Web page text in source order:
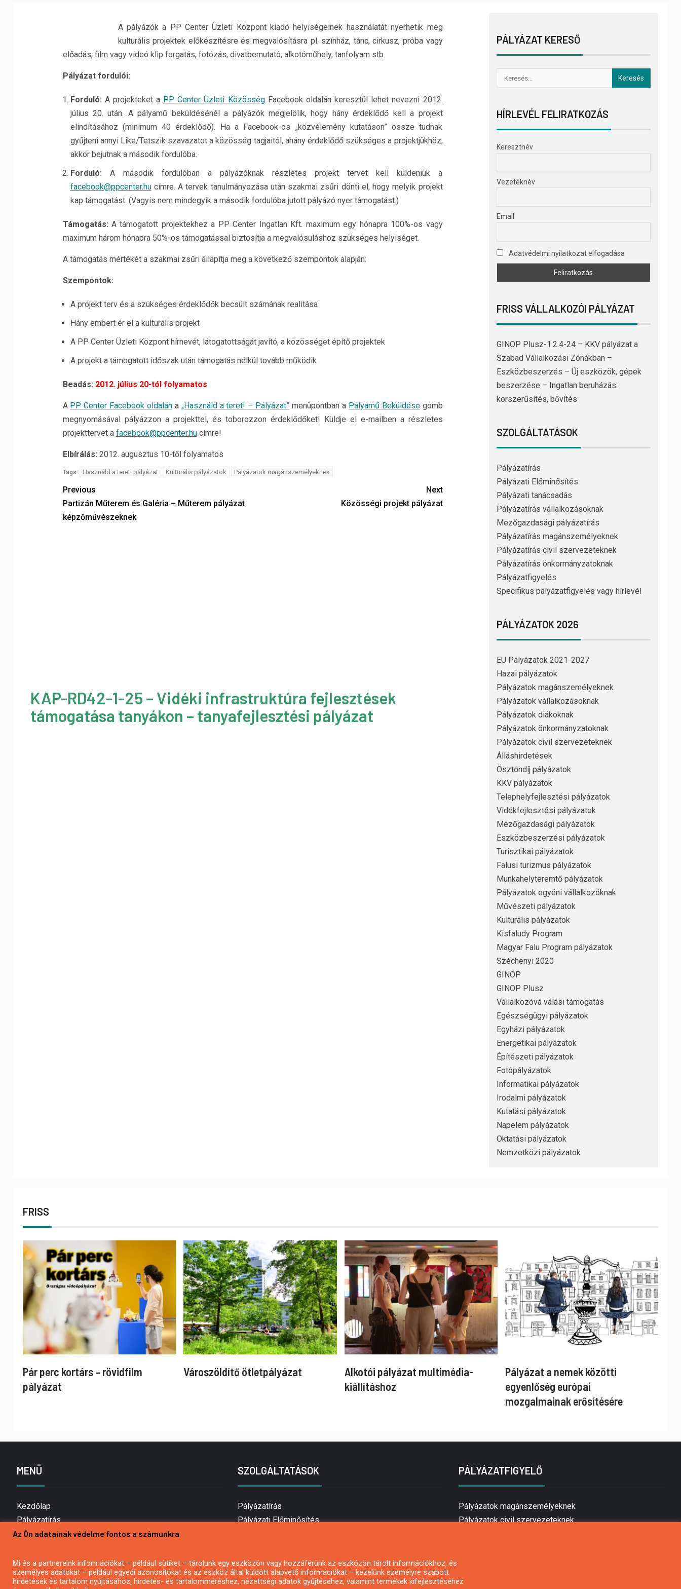
A pályázók a PP Center Üzleti Központ kiadó helyiségeinek használatát nyerhetik meg
kulturális projektek előkészítésre és megvalósításra pl. színház, tánc, cirkusz, próba vagy
előadás, film vagy videó klip forgatás, fotózás, divatbemutató, alkotóműhely, tanfolyam stb.
Pályázat fordulói:
Forduló: A projekteket a PP Center Üzleti KözösségFacebook oldalán keresztül lehet nevezni 2012.
július 20. után. A pályamű beküldésénél a pályázók megjelölik, hogy hány érdeklődő kell a projekt
elindításához (minimum 40 érdeklődő). Ha a Facebook-os „közvélemény kutatáson” össze tudnak
gyűjteni annyi Like/Tetszik szavazatot a közösség tagjaitól, ahány érdeklődő szükséges a projektjükhöz,
akkor bejutnak a második fordulóba.
Forduló: A második fordulóban a pályázóknak részletes projekt tervet kell küldeniük a
facebook@ppcenter.hucímre. A tervek tanulmányozása után szakmai zsűri dönti el, hogy melyik projekt
kap támogatást. (Vagyis nem mindegyik a második fordulóba jutott pályázó nyer támogatást.)
Támogatás: A támogatott projektekhez a PP Center Ingatlan Kft. maximum egy hónapra 100%-os vagy
maximum három hónapra 50%-os támogatással biztosítja a megvalósuláshoz szükséges helyiséget.
A támogatás mértékét a szakmai zsűri állapítja meg a következő szempontok alapján:
Szempontok:
A projekt terv és a szükséges érdeklődők becsült számának realitása
Hány embert ér el a kulturális projekt
A PP Center Üzleti Központ hírnevét, látogatottságát javító, a közösséget építő projektek
A projekt a támogatott időszak után támogatás nélkül tovább működik
Beadás: 2012. július 20-tól folyamatos
A PP Center Facebook oldalána „Használd a teret! – Pályázat” menüpontban a Pályamű Beküldésegomb
megnyomásával pályázzon a projekttel, és toborozzon érdeklődőket! Küldje el e-mailben a részletes
projekttervet a facebook@ppcenter.hucímre!
Elbírálás: 2012. augusztus 10-től folyamatos
Tags: Használd a teret! pályázat Kulturális pályázatok Pályázatok magánszemélyeknek
Previous
Partizán Műterem és Galéria – Műterem pályázat
képzőművészeknek
Next
Közösségi projekt pályázat
KAP-RD42-1-25 – Vidéki infrastruktúra fejlesztések
támogatása tanyákon – tanyafejlesztési pályázat
PÁLYÁZAT KERESŐ
HÍRLEVÉL FELIRATKOZÁS
Keresztnév
Vezetéknév
Email
Adatvédelmi nyilatkozat elfogadása
FRISS VÁLLALKOZÓI PÁLYÁZAT
GINOP Plusz-1.2.4-24 – KKV pályázat a
Szabad Vállalkozási Zónákban –
Eszközbeszerzés – Új eszközök, gépek
beszerzése – Ingatlan beruházás:
korszerűsítés, bővítés
SZOLGÁLTATÁSOK
Pályázatírás
Pályázati Előminősítés
Pályázati tanácsadás
Pályázatírás vállalkozásoknak
Mezőgazdasági pályázatírás
Pályázatírás magánszemélyeknek
Pályázatírás civil szervezeteknek
Pályázatírás önkormányzatoknak
Pályázatfigyelés
Specifikus pályázatfigyelés vagy hírlevél
PÁLYÁZATOK 2026
EU Pályázatok 2021-2027
Hazai pályázatok
Pályázatok magánszemélyeknek
Pályázatok vállalkozásoknak
Pályázatok diákoknak
Pályázatok önkormányzatoknak
Pályázatok civil szervezeteknek
Álláshirdetések
Ösztöndíj pályázatok
KKV pályázatok
Telephelyfejlesztési pályázatok
Vidékfejlesztési pályázatok
Mezőgazdasági pályázatok
Eszközbeszerzési pályázatok
Turisztikai pályázatok
Falusi turizmus pályázatok
Munkahelyteremtő pályázatok
Pályázatok egyéni vállalkozóknak
Művészeti pályázatok
Kulturális pályázatok
Kisfaludy Program
Magyar Falu Program pályázatok
Széchenyi 2020
GINOP
GINOP Plusz
Vállalkozóvá válási támogatás
Egészségügyi pályázatok
Egyházi pályázatok
Energetikai pályázatok
Építészeti pályázatok
Fotópályázatok
Informatikai pályázatok
Irodalmi pályázatok
Kutatási pályázatok
Napelem pályázatok
Oktatási pályázatok
Nemzetközi pályázatok
FRISS
Pár perc kortárs – rövidfilm
pályázat
Városzöldítő ötletpályázat
Alkotói pályázat multimédia-
kiállításhoz
Pályázat a nemek közötti
egyenlőség európai
mozgalmainak erősítésére
MENÜ
Kezdőlap
Pályázatírás
Bemutatkozás
Hírlevél feliratkozás
Impresszum
SZOLGÁLTATÁSOK
Pályázatírás
Pályázati Előminősítés
Mezőgazdasági pályázatírás
Pályázatírás magánszemélyeknek
PÁLYÁZATFIGYELŐ
Pályázatok magánszemélyeknek
Pályázatok civil szervezeteknek
Az Ön adatainak védelme fontos a számunkra
Mi és a partnereink információkat – például sütiket – tárolunk egy eszközön vagy hozzáférünk az eszközön tárolt információkhoz, és
személyes adatokat – például egyedi azonosítókat és az eszköz által küldött alapvető információkat – kezelünk személyre szabott
hirdetések és tartalom nyújtásához, hirdetés- és tartalomméréshez, nézettségi adatok gyűjtéséhez, valamint termékek kifejlesztéséhez